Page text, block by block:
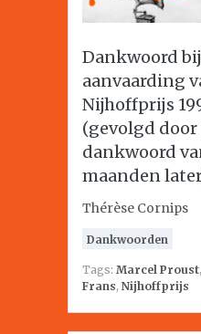
Dankwoord
aanvaarding
Nijhoffprijs
(gevolgd door
dankwoord
maanden
Thérèse Cornips
Dankwoorden
Tags: Marcel Proust,
Frans, Nijhoffprijs